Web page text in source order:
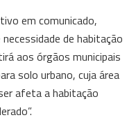
em comunicado,
de habitação
aos órgãos municipais
solo urbano, cuja área
afeta a habitação